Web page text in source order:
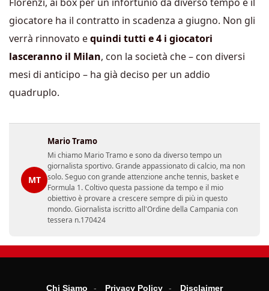
giocatore ha il contratto in scadenza a giugno. Non gli
verrà rinnovato equindi tutti e 4 i giocatori
lasceranno il Milan, con la società che – con diversi
mesi di anticipo – ha già deciso per un addio
quadruplo.
MT
Mario Tramo
Mi chiamo Mario Tramo e sono da diverso tempo un
giornalista sportivo. Grande appassionato di calcio, ma non
solo. Seguo con grande attenzione anche tennis, basket e
Formula 1. Coltivo questa passione da tempo e il mio
obiettivo è provare a crescere sempre di più in questo
mondo. Giornalista iscritto all'Ordine della Campania con
tessera n.170424
Chi Siamo Privacy Policy Disclaimer